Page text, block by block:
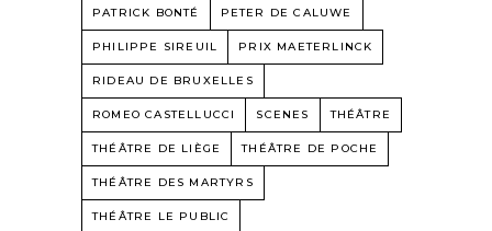
PATRICK BONTÉ PETER DE CALUWE
PHILIPPE SIREUIL PRIX MAETERLINCK
RIDEAU DE BRUXELLES
ROMEO CASTELLUCCI SCENES THÉÂTRE
THÉÂTRE DE LIÈGE THÉÂTRE DE POCHE
THÉÂTRE DES MARTYRS
THÉÂTRE LE PUBLIC